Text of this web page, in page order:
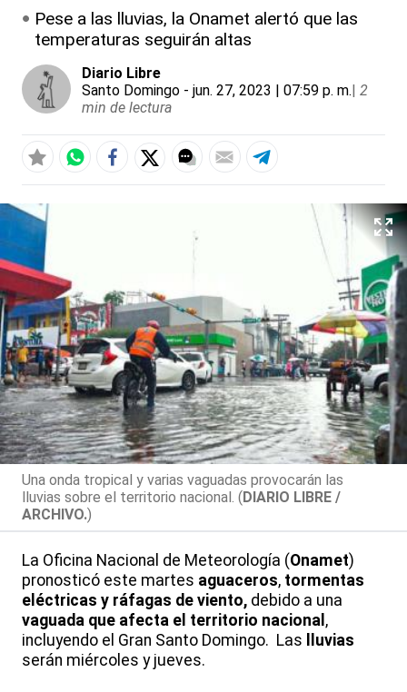
Pese a las lluvias, la Onamet alertó que las
temperaturas seguirán altas
Diario Libre
Santo Domingo - jun. 27, 2023 | 07:59 p. m.| 2
min de lectura
Una onda tropical y varias vaguadas provocarán las
lluvias sobre el territorio nacional. (DIARIO LIBRE /
ARCHIVO.)
La Oficina Nacional de Meteorología (Onamet)
pronosticó este martes aguaceros, tormentas
eléctricas y ráfagas de viento, debido a una
vaguada que afecta el territorio nacional ,
incluyendo el Gran Santo Domingo. Las
lluvias
serán miércoles y jueves.